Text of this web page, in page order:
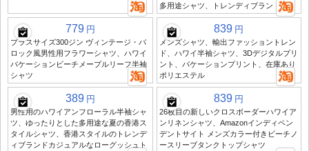
多用途シャツ、トレンディブランド
779 円
プラスサイズ300ジン ヴィンテージ・バ
ロック風男性用フラワーシャツ、ハワイ
バケーションビーチメープルリーフ半袖
シャツ
839 円
メンズシャツ、輸出ファッショントレン
ド、ハワイ半袖シャツ、3Dデジタルプリ
ント、バケーションプリント、在庫あり
ポリエステル
389 円
男性用のハワイアンフローラル半袖シャ
ツ、ゆったりとした多用途な夏の香港ス
タイルシャツ、香港スタイルのトレンデ
ィブランドカジュアルなローグッシュト
839 円
26枚目の新しいクロスボーダーハワイア
ンリネンシャツ、Amazonインディペン
デントサイト メンズカラー付きビーチノ
ースリーブタンクトップシャツ